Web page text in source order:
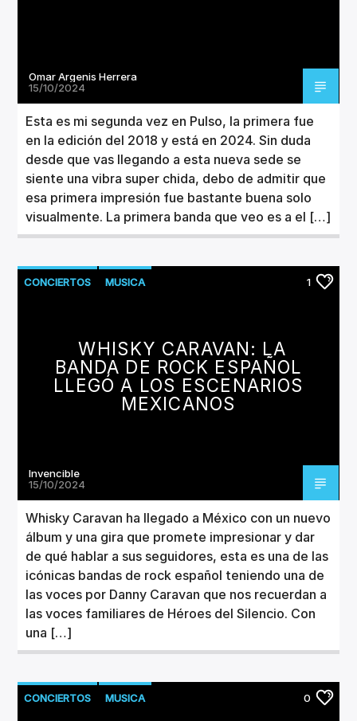
Omar Argenis Herrera
15/10/2024
Esta es mi segunda vez en Pulso, la primera fue
en la edición del 2018 y está en 2024. Sin duda
desde que vas llegando a esta nueva sede se
siente una vibra super chida, debo de admitir que
esa primera impresión fue bastante buena solo
visualmente. La primera banda que veo es a el […]
CONCIERTOS MUSICA 1
WHISKY CARAVAN: LA
BANDA DE ROCK ESPAÑOL
LLEGÓ A LOS ESCENARIOS
MEXICANOS
Invencible
15/10/2024
Whisky Caravan ha llegado a México con un nuevo
álbum y una gira que promete impresionar y dar
de qué hablar a sus seguidores, esta es una de las
icónicas bandas de rock español teniendo una de
las voces por Danny Caravan que nos recuerdan a
las voces familiares de Héroes del Silencio. Con
una […]
CONCIERTOS MUSICA 0